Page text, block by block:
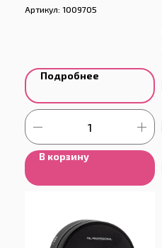
Артикул: 1009705
Подробнее
В корзину